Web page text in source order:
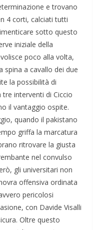
e trovano
4 corti, calciati tutti
sotto questo
iniziale della
poco alla volta,
a cavallo dei due
la possibilità di
interventi di Ciccio
il vantaggio ospite.
quando il pakistano
griffa la marcatura
ritrovare la giusta
nel convulso
gli universitari non
offensiva ordinata
pericolosi
con Davide Visalli
Oltre questo